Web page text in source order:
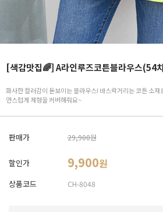
[색감맛집🌈] A라인루즈코튼블라우스(54
화사한 컬러감이 돋보이는 블라우스! 바스락거리는 코튼 소
연스럽게 체형을 커버해줘요~
판매가 29,900원
할인가 9,900원
상품코드 CH-8048